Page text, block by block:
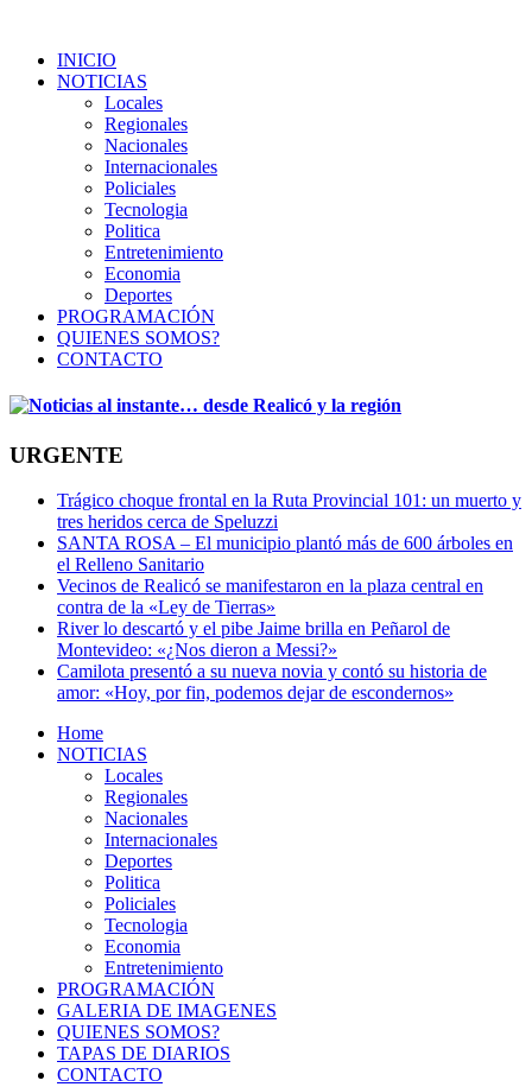
INICIO
NOTICIAS
Locales
Regionales
Nacionales
Internacionales
Policiales
Tecnologia
Politica
Entretenimiento
Economia
Deportes
PROGRAMACIÓN
QUIENES SOMOS?
CONTACTO
URGENTE
Trágico choque frontal en la Ruta Provincial 101: un muerto y
tres heridos cerca de Speluzzi
SANTA ROSA – El municipio plantó más de 600 árboles en
el Relleno Sanitario
Vecinos de Realicó se manifestaron en la plaza central en
contra de la «Ley de Tierras»
River lo descartó y el pibe Jaime brilla en Peñarol de
Montevideo: «¿Nos dieron a Messi?»
Camilota presentó a su nueva novia y contó su historia de
amor: «Hoy, por fin, podemos dejar de escondernos»
Home
NOTICIAS
Locales
Regionales
Nacionales
Internacionales
Deportes
Politica
Policiales
Tecnologia
Economia
Entretenimiento
PROGRAMACIÓN
GALERIA DE IMAGENES
QUIENES SOMOS?
TAPAS DE DIARIOS
CONTACTO